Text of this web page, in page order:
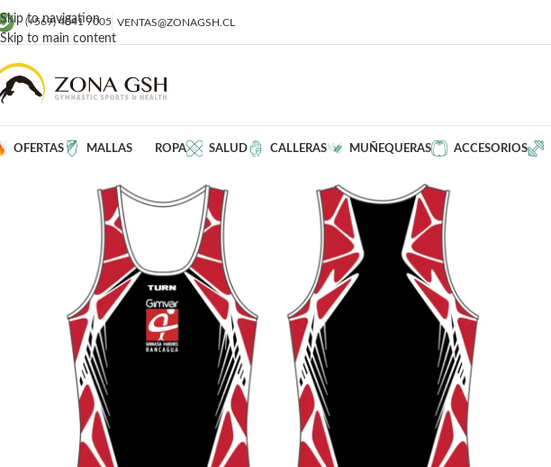
Skip to navigation
Skip to main content
(+569) 4041 7005 VENTAS@ZONAGSH.CL
OFERTAS MALLAS ROPA SALUD CALLERAS MUÑEQUERAS ACCESORIOS